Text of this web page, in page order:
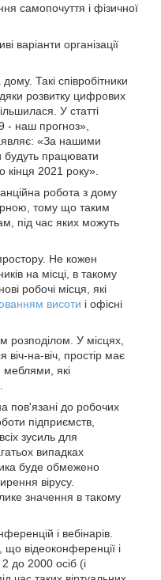
самопочуття і фізичної
варіанти організації
Такі співробітники
розвитку цифрових
У статті
- наш прогноз»,
«За нашими
будуть працювати
кінця 2021 року».
робота з дому
тому що таким
під час яких можуть
Не кожен
на місці, в такому
робочі місця, які
висоти і офісні
розподілом. У місцях,
віч-на-віч, простір має
меблями, які
пов'язані до робочих
підприємств,
зусиль для
випадках
буде обмежено
вірусу.
значення в такому
і вебінарів.
що відеоконференції і
2 до 2000 осіб (і